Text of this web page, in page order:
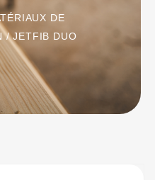
DE
/ JETFIB DUO